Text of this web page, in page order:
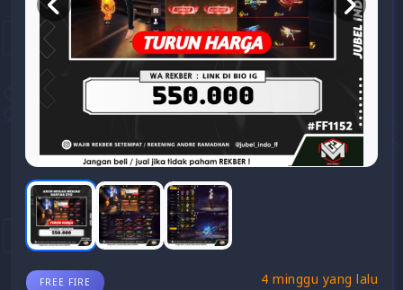
FREE FIRE 4 minggu yang lalu